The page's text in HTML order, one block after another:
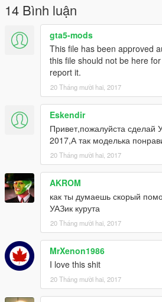
14 Bình luận
gta5-mods
This file has been approved
this file should not be here
report it.
20 Tháng mười hai, 2017
Eskendir
Привет,пожалуйста сделай
2017,А так моделька
20 Tháng mười hai, 2017
AKROM
как ты думаешь скорый
УАЗик курута
20 Tháng mười hai, 2017
MrXenon1986
I love this shit
20 Tháng mười hai, 2017